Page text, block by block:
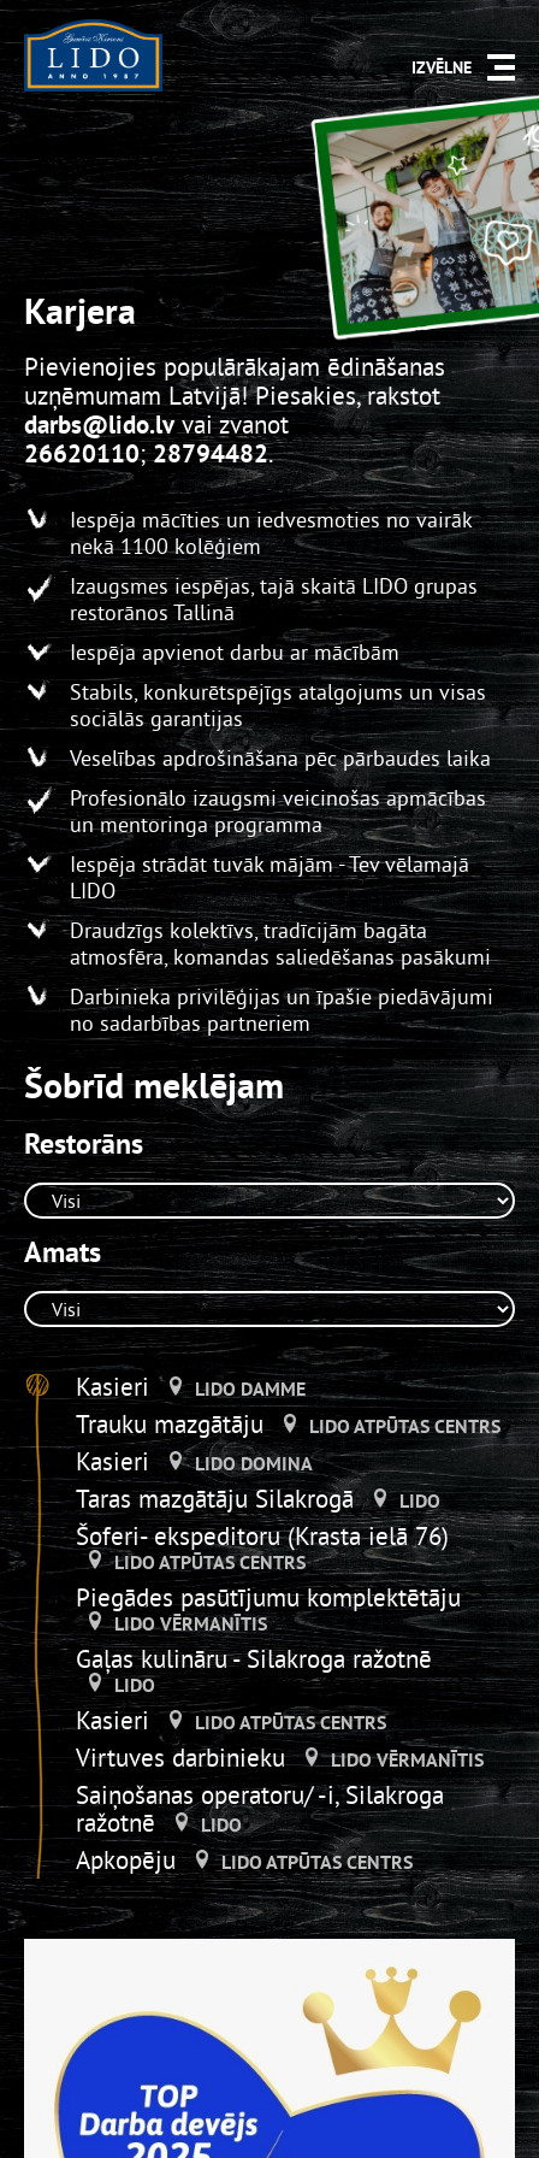
IZVĒLNE
Karjera
Pievienojies populārākajam ēdināšanas
uzņēmumam Latvijā! Piesakies, rakstot
darbs@lido.lvvai zvanot
26620110;28794482.
Iespēja mācīties un iedvesmoties no vairāk
nekā 1100 kolēģiem
Izaugsmes iespējas, tajā skaitā LIDO grupas
restorānos Tallinā
Iespēja apvienot darbu ar mācībām
Stabils, konkurētspējīgs atalgojums un visas
sociālās garantijas
Veselības apdrošināšana pēc pārbaudes laika
Profesionālo izaugsmi veicinošas apmācības
un mentoringa programma
Iespēja strādāt tuvāk mājām - Tev vēlamajā
LIDO
Draudzīgs kolektīvs, tradīcijām bagāta
atmosfēra, komandas saliedēšanas pasākumi
Darbinieka privilēģijas un īpašie piedāvājumi
no sadarbības partneriem
Šobrīd meklējam
Restorāns
Amats
Kasieri LIDO DAMME
Trauku mazgātāju LIDO ATPŪTAS CENTRS
Kasieri LIDO DOMINA
Taras mazgātāju Silakrogā LIDO
Šoferi- ekspeditoru (Krasta ielā 76)
LIDO ATPŪTAS CENTRS
Piegādes pasūtījumu komplektētāju
LIDO VĒRMANĪTIS
Gaļas kulināru - Silakroga ražotnē
LIDO
Kasieri LIDO ATPŪTAS CENTRS
Virtuves darbinieku LIDO VĒRMANĪTIS
Saiņošanas operatoru/ -i, Silakroga
ražotnē
LIDO
Apkopēju LIDO ATPŪTAS CENTRS
Piegādes pasūtījumu komplektētāju
LIDO DZIRNAVAS
Ražošanas pavāru karstajā cehā,
LIDO
Bistro pārdevēju LIDO ATPŪTAS CENTRS
Trauku mazgātāju LIDO DZIRNAVAS
Iesaiņotājs _Silakrogā LIDO
Virtuves darbinieu - kartupeļu salmiņu